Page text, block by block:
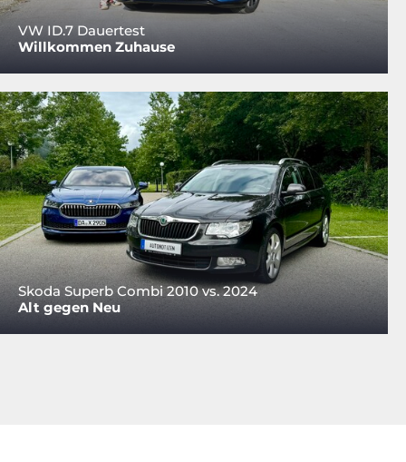
VW ID.7 Dauertest
Willkommen Zuhause
Skoda Superb Combi 2010 vs. 2024
Alt gegen Neu